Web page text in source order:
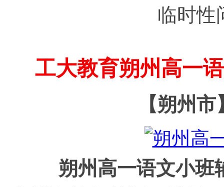
临时性
工大教育朔州高一
【朔州市
朔州高一语文小班